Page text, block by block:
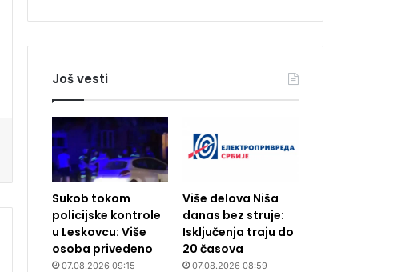
Još vesti
Sukob tokom
policijske kontrole
u Leskovcu: Više
osoba privedeno
07.08.2026 09:15
Više delova Niša
danas bez struje:
Isključenja traju do
20 časova
07.08.2026 08:59